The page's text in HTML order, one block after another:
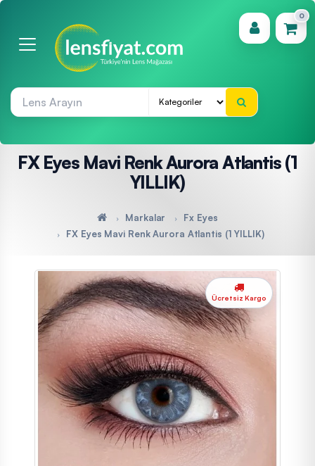
0
(0)
FX Eyes Mavi Renk Aurora Atlantis (1
YILLIK)
Markalar
Fx Eyes
FX Eyes Mavi Renk Aurora Atlantis (1 YILLIK)
Ücretsiz Kargo